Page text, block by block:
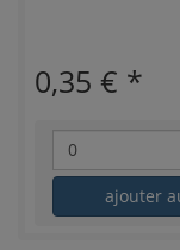
0,35 € *
ajouter